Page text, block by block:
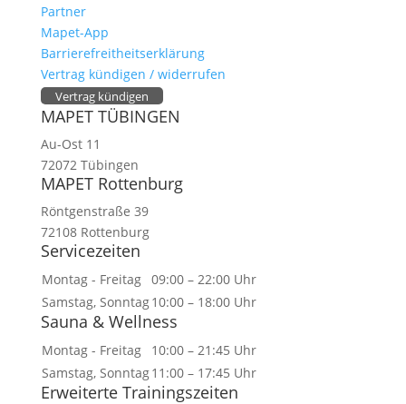
Partner
Mapet-App
Barrierefreitheitserklärung
Vertrag kündigen / widerrufen
Vertrag kündigen
MAPET TÜBINGEN
Au-Ost 11
72072 Tübingen
MAPET Rottenburg
Röntgenstraße 39
72108 Rottenburg
Servicezeiten
Montag - Freitag 09:00 – 22:00 Uhr
Samstag, Sonntag10:00 – 18:00 Uhr
Sauna & Wellness
Montag - Freitag
10:00 – 21:45 Uhr
Samstag, Sonntag11:00 – 17:45 Uhr
Erweiterte Trainingszeiten